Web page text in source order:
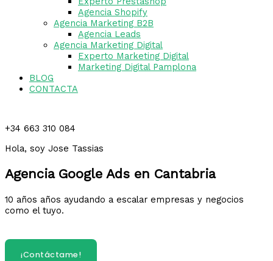
Agencia Shopify
Agencia Marketing B2B
Agencia Leads
Agencia Marketing Digital
Experto Marketing Digital
Marketing Digital Pamplona
BLOG
CONTACTA
+34 663 310 084
Hola, soy Jose Tassias
Agencia Google Ads en Cantabria
10 años años ayudando a escalar empresas y negocios
como el tuyo.
¿Hablamos?
¡Contáctame!